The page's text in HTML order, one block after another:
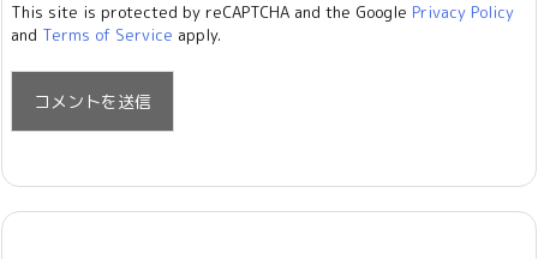
This site is protected by reCAPTCHA and the Google Privacy Policy
and Terms of Service apply.